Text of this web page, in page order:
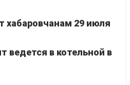
хабаровчанам 29 июля
в котельной в